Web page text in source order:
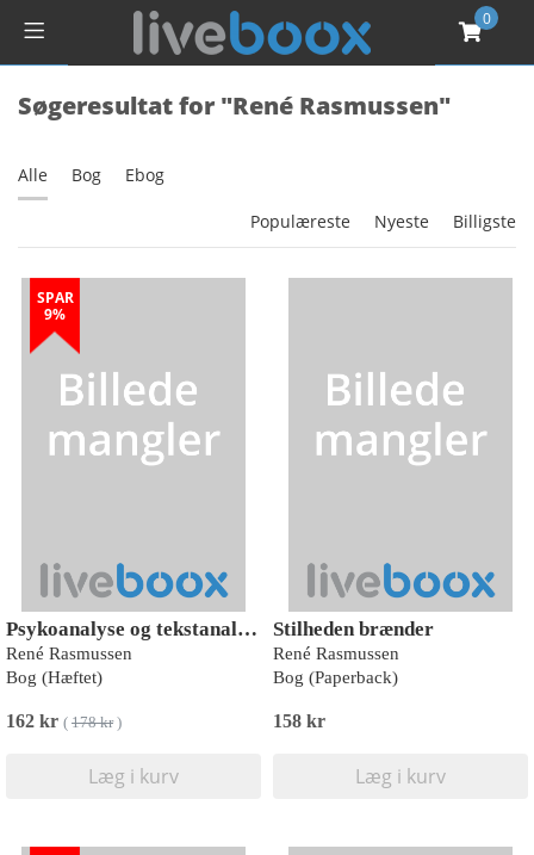
0
Søgeresultat for "René Rasmussen"
Alle Bog Ebog
Populæreste Nyeste Billigste
SPAR
9%
Psykoanalyse og tekstanalyse
René Rasmussen
Bog (Hæftet)
162 kr ( 178 kr)
Læg i kurv
Stilheden brænder
René Rasmussen
Bog (Paperback)
158 kr
Læg i kurv